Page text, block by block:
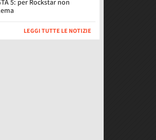
5: per Rockstar non
LEGGI TUTTE LE NOTIZIE